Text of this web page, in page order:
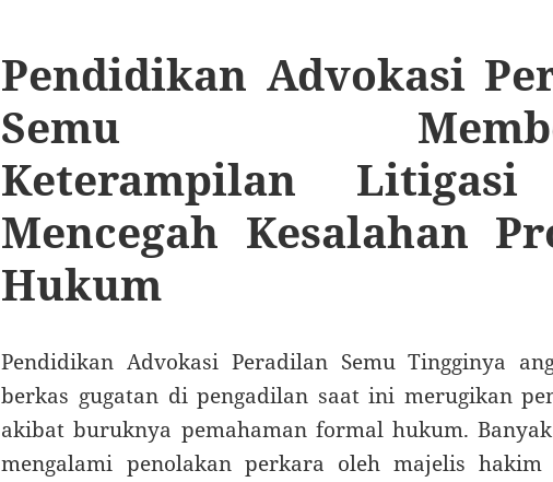
Pendidikan Advokasi
Semu
Keterampilan Litigasi
Mencegah Kesalahan
Hukum
Pendidikan Advokasi Peradilan Semu Tingginya
berkas gugatan di pengadilan saat ini merugikan
akibat buruknya pemahaman formal hukum.
mengalami penolakan perkara oleh majelis hakim